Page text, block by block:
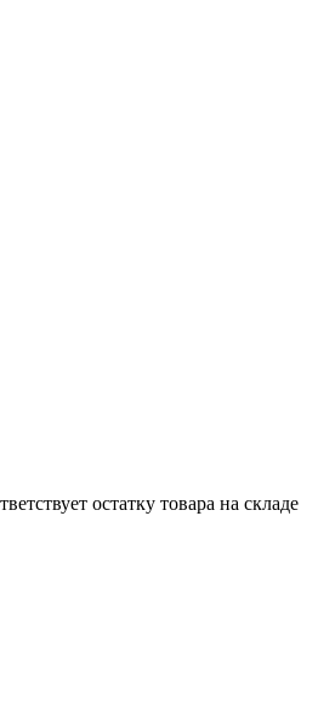
остатку товара на складе